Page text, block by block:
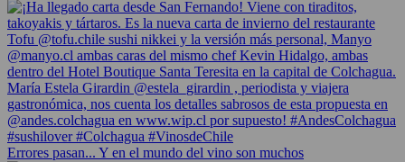
Errores pasan... Y en el mundo del vino son muchos